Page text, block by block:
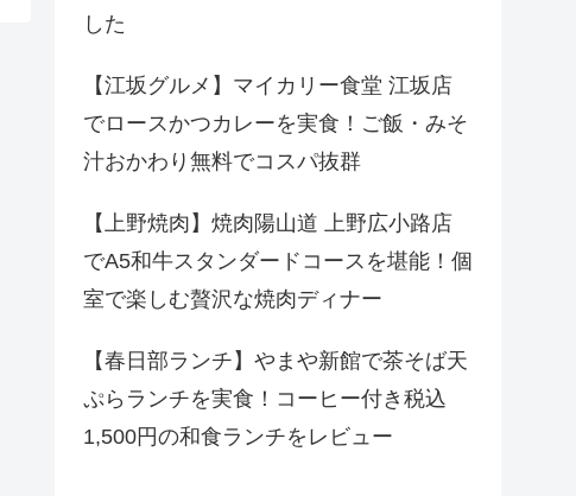
した
【江坂グルメ】マイカリー食堂 江坂店
でロースかつカレーを実食！ご飯・みそ
汁おかわり無料でコスパ抜群
【上野焼肉】焼肉陽山道 上野広小路店
でA5和牛スタンダードコースを堪能！個
室で楽しむ贅沢な焼肉ディナー
【春日部ランチ】やまや新館で茶そば天
ぷらランチを実食！コーヒー付き税込
1,500円の和食ランチをレビュー